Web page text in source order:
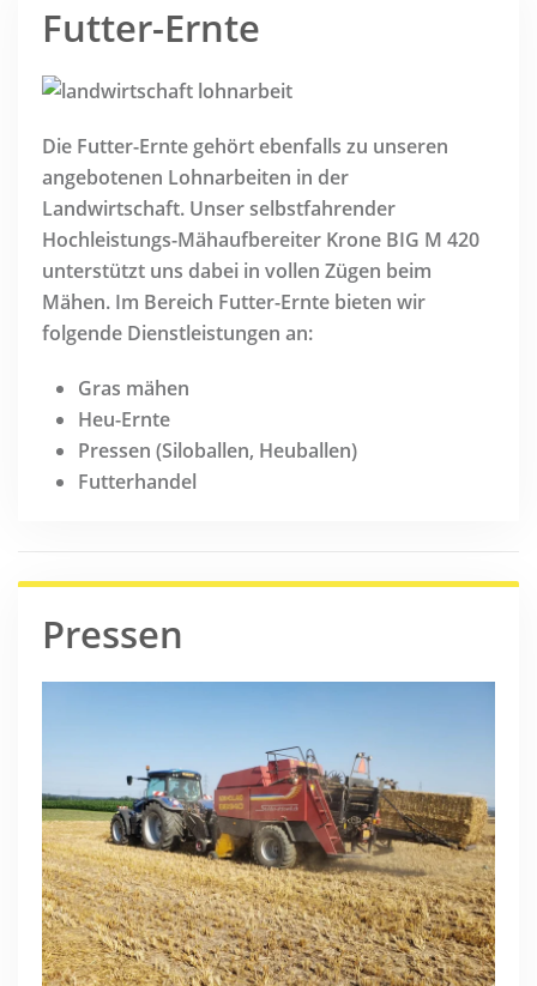
Futter-Ernte
Die Futter-Ernte gehört ebenfalls zu unseren
angebotenen Lohnarbeiten in der
Landwirtschaft. Unser selbstfahrender
Hochleistungs-Mähaufbereiter Krone BIG M 420
unterstützt uns dabei in vollen Zügen beim
Mähen. Im Bereich Futter-Ernte bieten wir
folgende Dienstleistungen an:
Gras mähen
Heu-Ernte
Pressen (Siloballen, Heuballen)
Futterhandel
Pressen